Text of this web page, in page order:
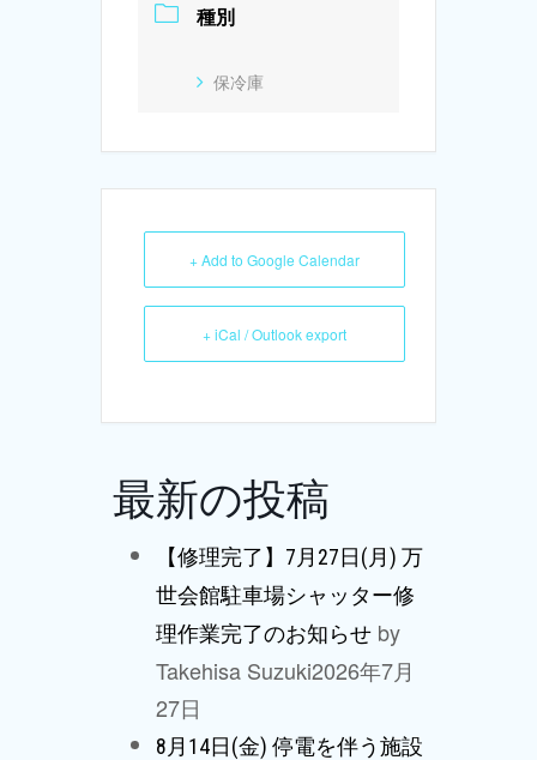
種別
保冷庫
+ Add to Google Calendar
+ iCal / Outlook export
最新の投稿
【修理完了】7月27日(月) 万
世会館駐車場シャッター修
理作業完了のお知らせ by
Takehisa Suzuki2026年7月
27日
8月14日(金) 停電を伴う施設